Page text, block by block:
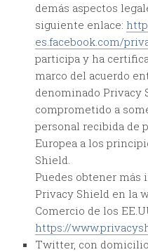
demás aspectos
siguiente enlace:
es.facebook.com/
participa y ha
marco del acuerdo
denominado Privacy
comprometido a
personal recibida de
Europea a los
Shield.
Puedes obtener más
Privacy Shield en la
Comercio de los
https://
Twitter, con